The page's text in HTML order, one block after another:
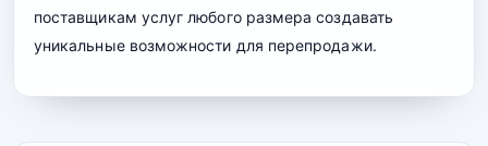
поставщикам услуг любого размера создавать
уникальные возможности для перепродажи.